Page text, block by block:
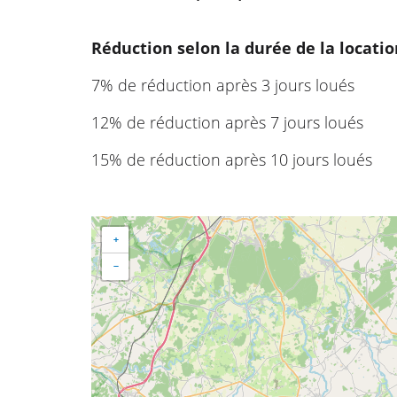
Réduction selon la durée de la
7% de réduction après 3 jours loués
12% de réduction après 7 jours loués
15% de réduction après 10 jours loués
+
−